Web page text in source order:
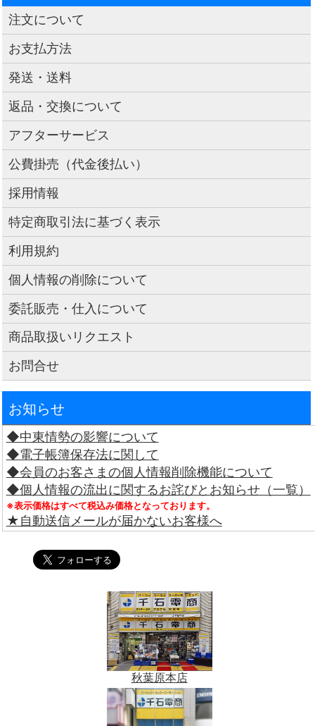
注文について
お支払方法
発送・送料
返品・交換について
アフターサービス
公費掛売（代金後払い）
採用情報
特定商取引法に基づく表示
利用規約
個人情報の削除について
委託販売・仕入について
商品取扱いリクエスト
お問合せ
お知らせ
◆中東情勢の影響について
◆電子帳簿保存法に関して
◆会員のお客さまの個人情報削除機能について
◆個人情報の流出に関するお詫びとお知らせ（一覧）
※表示価格はすべて税込み価格となっております。
★自動送信メールが届かないお客様へ
秋葉原本店